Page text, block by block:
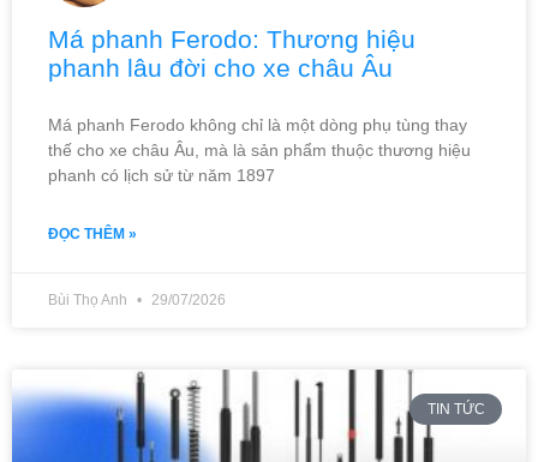
Má phanh Ferodo: Thương hiệu
phanh lâu đời cho xe châu Âu
Má phanh Ferodo không chỉ là một dòng phụ tùng thay
thế cho xe châu Âu, mà là sản phẩm thuộc thương hiệu
phanh có lịch sử từ năm 1897
ĐỌC THÊM »
Bùi Thọ Anh 29/07/2026
TIN TỨC